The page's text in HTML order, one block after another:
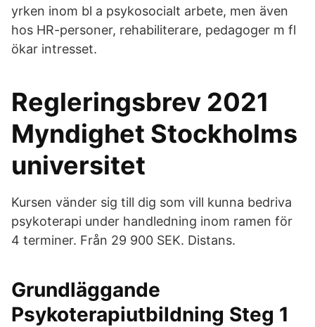
yrken inom bl a psykosocialt arbete, men även
hos HR-personer, rehabiliterare, pedagoger m fl
ökar intresset.
Regleringsbrev 2021
Myndighet Stockholms
universitet
Kursen vänder sig till dig som vill kunna bedriva
psykoterapi under handledning inom ramen för
4 terminer. Från 29 900 SEK. Distans.
Grundläggande
Psykoterapiutbildning Steg 1